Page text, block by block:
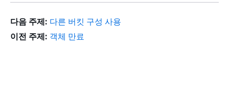
다음 주제: 다른 버킷 구성 사용
이전 주제: 객체 만료